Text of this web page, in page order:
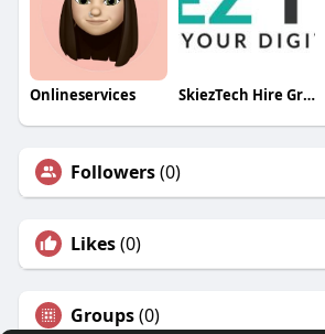
Onlineservices SkiezTech Hire Graphic Designers
Followers(0)
Likes(0)
Groups(0)